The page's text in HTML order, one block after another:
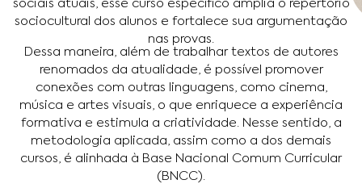
sociais atuais, esse curso específico amplia o repertório
sociocultural dos alunos e fortalece sua argumentação
nas provas.
Dessa maneira, além de trabalhar textos de autores
renomados da atualidade, é possível promover
conexões com outras linguagens, como cinema,
música e artes visuais, o que enriquece a experiência
formativa e estimula a criatividade. Nesse sentido, a
metodologia aplicada, assim como a dos demais
cursos, é alinhada à Base Nacional Comum Curricular
(BNCC).